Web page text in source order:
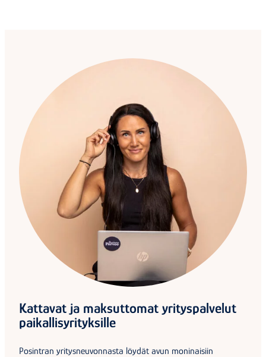
Kattavat ja maksuttomat yrityspalvelut
paikallisyrityksille
Posintran yritysneuvonnasta löydät avun moninaisiin